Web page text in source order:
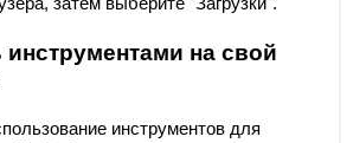
инструментами на свой
инструментов для